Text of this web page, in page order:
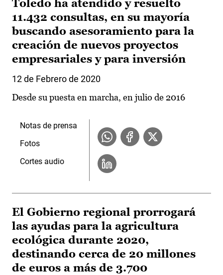
Toledo ha atendido y resuelto
11.432 consultas, en su mayoría
buscando asesoramiento para la
creación de nuevos proyectos
empresariales y para inversión
12 de Febrero de 2020
Desde su puesta en marcha, en julio de 2016
Notas de prensa
Fotos
Cortes audio
El Gobierno regional prorrogará
las ayudas para la agricultura
ecológica durante 2020,
destinando cerca de 20 millones
de euros a más de 3.700